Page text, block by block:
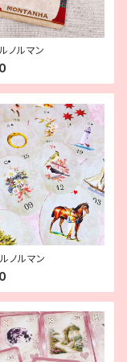
ノルマン
ノルマン